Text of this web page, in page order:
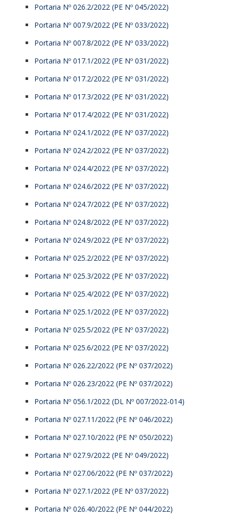
Portaria Nº 026.2/2022 (PE Nº 045/2022)
Portaria Nº 007.9/2022 (PE Nº 033/2022)
Portaria Nº 007.8/2022 (PE Nº 033/2022)
Portaria Nº 017.1/2022 (PE Nº 031/2022)
Portaria Nº 017.2/2022 (PE Nº 031/2022)
Portaria Nº 017.3/2022 (PE Nº 031/2022)
Portaria Nº 017.4/2022 (PE Nº 031/2022)
Portaria Nº 024.1/2022 (PE Nº 037/2022)
Portaria Nº 024.2/2022 (PE Nº 037/2022)
Portaria Nº 024.4/2022 (PE Nº 037/2022)
Portaria Nº 024.6/2022 (PE Nº 037/2022)
Portaria Nº 024.7/2022 (PE Nº 037/2022)
Portaria Nº 024.8/2022 (PE Nº 037/2022)
Portaria Nº 024.9/2022 (PE Nº 037/2022)
Portaria Nº 025.2/2022 (PE Nº 037/2022)
Portaria Nº 025.3/2022 (PE Nº 037/2022)
Portaria Nº 025.4/2022 (PE Nº 037/2022)
Portaria Nº 025.1/2022 (PE Nº 037/2022)
Portaria Nº 025.5/2022 (PE Nº 037/2022)
Portaria Nº 025.6/2022 (PE Nº 037/2022)
Portaria Nº 026.22/2022 (PE Nº 037/2022)
Portaria Nº 026.23/2022 (PE Nº 037/2022)
Portaria Nº 056.1/2022 (DL Nº 007/2022-014)
Portaria Nº 027.11/2022 (PE Nº 046/2022)
Portaria Nº 027.10/2022 (PE Nº 050/2022)
Portaria Nº 027.9/2022 (PE Nº 049/2022)
Portaria Nº 027.06/2022 (PE Nº 037/2022)
Portaria Nº 027.1/2022 (PE Nº 037/2022)
Portaria Nº 026.40/2022 (PE Nº 044/2022)